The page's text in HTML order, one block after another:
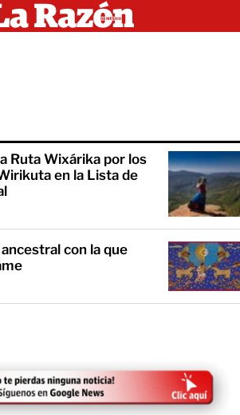
Ruta Wixárika por los
en la Lista de
con la que